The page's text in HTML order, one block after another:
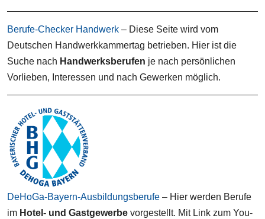
Berufe-Checker Handwerk – Diese Seite wird vom
Deutschen Handwerkkammertag betrieben. Hier ist die
Suche nach Handwerksberufen je nach persönlichen
Vorlieben, Interessen und nach Gewerken möglich.
DeHoGa-Bayern-Ausbildungsberufe – Hier werden Berufe
im Hotel- und Gastgewerbe vorgestellt. Mit Link zum You-